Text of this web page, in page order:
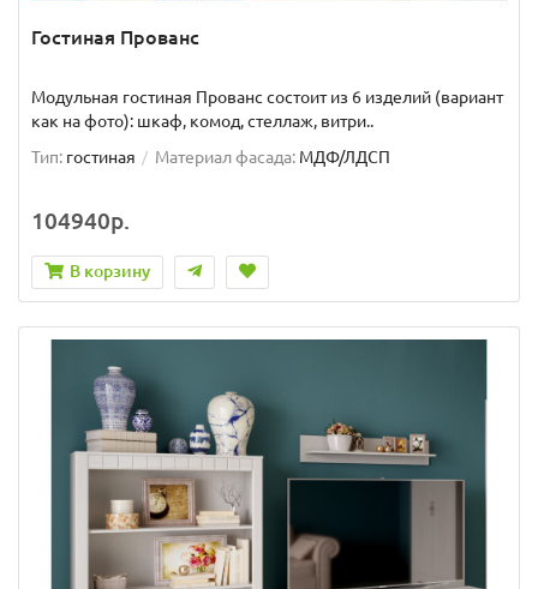
Гостиная Прованс
Модульная гостиная Прованс состоит из 6 изделий (вариант
как на фото): шкаф, комод, стеллаж, витри..
Тип: гостиная Материал фасада: МДФ/ЛДСП
104940р.
В корзину